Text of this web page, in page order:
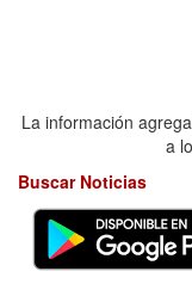
La información
a
Buscar Noticias